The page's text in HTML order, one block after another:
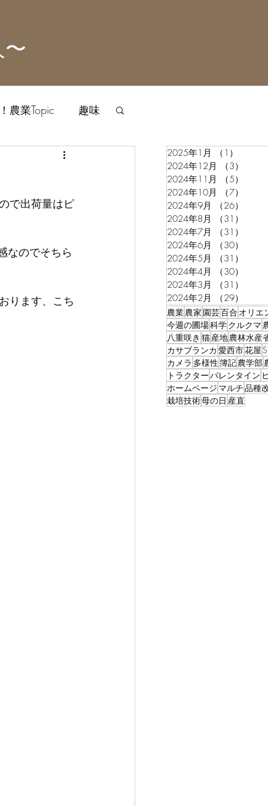
農業Topic 趣味
で出荷量はピ
なのでそちら
ります、こち
2025年1月 （1）
2024年12月
（3）
2024年11月
（5）
2024年10月
（7）
2024年9月
（26）
2024年8月
（31）
2024年7月
（31）
2024年6月
（30）
2024年5月
（31）
2024年4月
（30）
2024年3月
（31）
2024年2月
（29）
農業農家 園芸百合 オリエ
今週の圃場科学クルクマ
八重咲き 猫産地農林水産
カサブランカ 愛西市花屋
カメラ 多様性簿記農学部
トラクターバレンタイン
ホームページ マルチ品種
栽培技術母の日 産直